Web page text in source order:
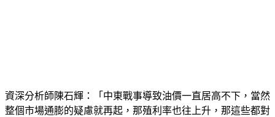
資深分析師陳石輝：「中東戰事導致油價一直居高不下，當然
整個市場通膨的疑慮就再起，那殖利率也往上升，那這些都對